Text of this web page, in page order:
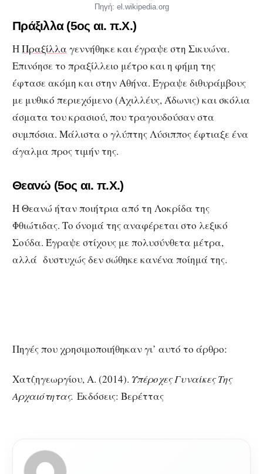
Πηγή: el.wikipedia.org
Πράξιλλα (5ος αι. π.Χ.)
ΗΠραξίλλα γεννήθηκε και έγραψε στη Σικυώνα.
Επινόησε το πραξίλλειο μέτρο και η φήμη της
έφτασε ακόμη και στην Αθήνα. Έγραψε διθυράμβους
με μυθικό περιεχόμενο (Αχιλλέυς, Άδωνις) και σκόλια
άσματα του κρασιού, που τραγουδούσαν στα
συμπόσια. Μάλιστα ο γλύπτης Λύσιππος έφτιαξε ένα
άγαλμα προς τιμήν της.
Θεανώ (5ος αι. π.Χ.)
Η Θεανώ ήταν ποιήτρια από τη Λοκρίδα της
Φθιώτιδας. Το όνομά της αναφέρεται στο λεξικό
Σούδα. Έγραψε στίχους με πολυσύνθετα μέτρα,
αλλά δυστυχώς δεν σώθηκε κανένα ποίημά της.
Πηγές που χρησιμοποιήθηκαν γι’ αυτό το άρθρο:
Χατζηγεωργίου, Α. (2014). Υπέροχες Γυναίκες Της
Αρχαιότητας. Εκδόσεις: Βερέττας